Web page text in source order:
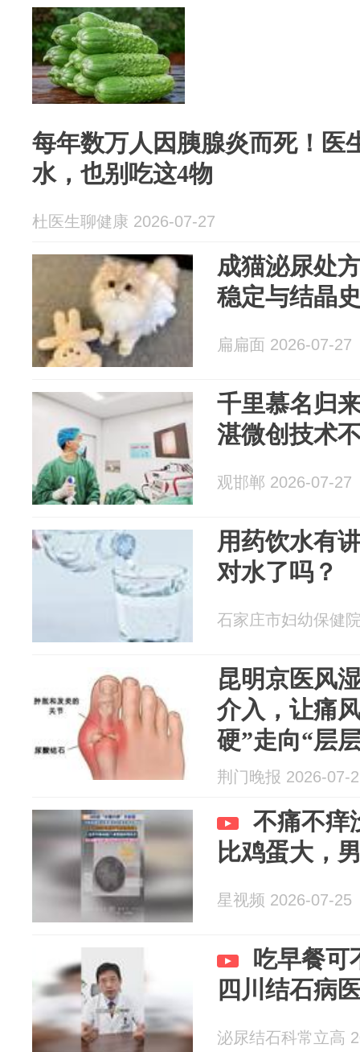
每年数万人因胰腺炎而死！医
水，也别吃这4物
杜医生聊健康 2026-07-27
成猫泌尿处
稳定与结晶
扁扁面 2026-07-27
千里慕名归
湛微创技术
观邯郸 2026-07-27
用药饮水有
对水了吗？
石家庄市妇幼保健
昆明京医风
介入，让痛
硬”走向“层
荆门晚报 2026-07-
不痛不痒
比鸡蛋大，
星视频 2026-07-25
吃早餐可
四川结石病
泌尿结石科常立高